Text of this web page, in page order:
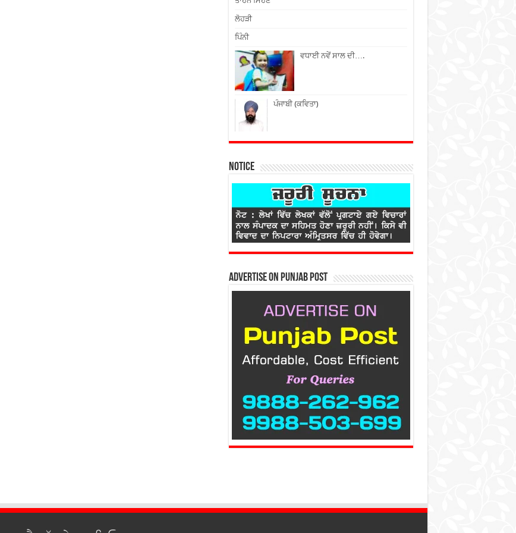
ਲੋਹੜੀ
ਪਿੰਨੀ
ਵਧਾਈ ਨਵੇਂ ਸਾਲ ਦੀ….
ਪੰਜਾਬੀ (ਕਵਿਤਾ)
Notice
Advertise on Punjab Post